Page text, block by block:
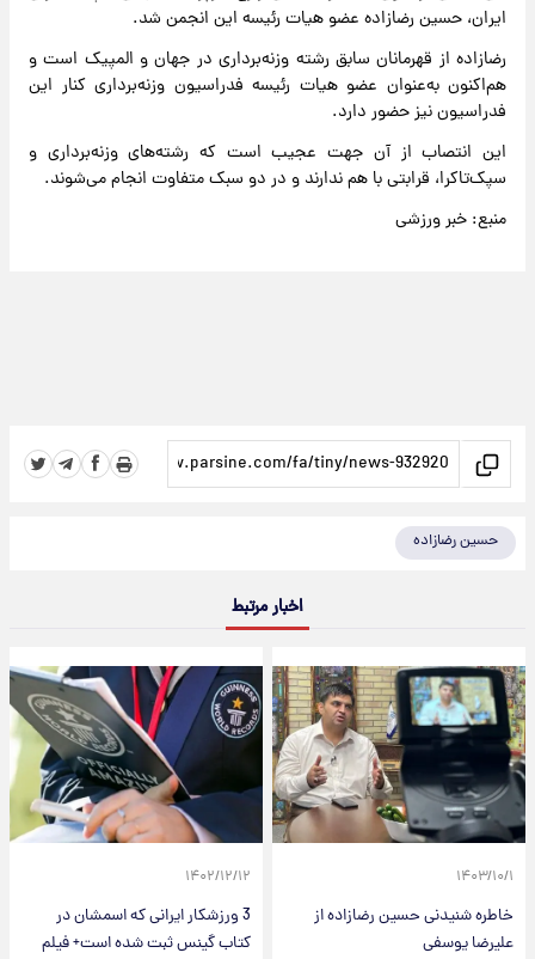
ایران، حسین رضازاده عضو هیات رئیسه این انجمن شد.
رضازاده از قهرمانان سابق رشته وزنه‌برداری در جهان و المپیک است و
هم‌اکنون به‌عنوان عضو هیات رئیسه فدراسیون وزنه‌برداری کنار این
فدراسیون نیز حضور دارد.
این انتصاب از آن جهت عجیب است که رشته‌های وزنه‌برداری و
سپک‌تاکرا، قرابتی با هم ندارند و در دو سبک متفاوت انجام می‌شوند.
منبع: خبر ورزشی
حسین رضازاده
اخبار مرتبط
۱۴۰۳/۱۰/۱
خاطره شنیدنی حسین رضازاده از
علیرضا یوسفی
۱۴۰۲/۱۲/۱۲
3 ورزشکار ایرانی که اسمشان در
کتاب گینس ثبت شده است+ فیلم